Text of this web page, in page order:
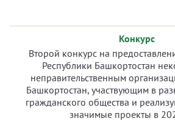
Конкурс
Второй конкурс на
Республики Башкортостан
неправительственным
Башкортостан, участвующим в
гражданского общества и
значимые проекты в